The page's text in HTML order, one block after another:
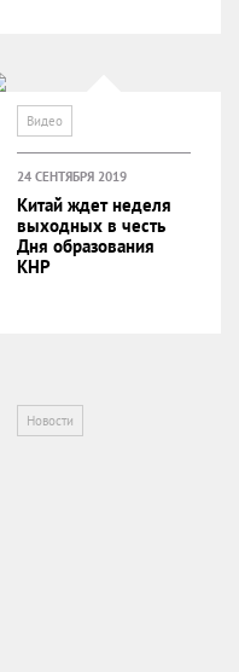
Видео
Новости
24 СЕНТЯБРЯ 2019
Китай ждет неделя
выходных в честь
Дня образования
КНР